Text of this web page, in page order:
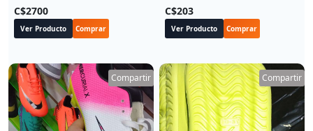
C$2700
Ver Producto Comprar
C$203
Ver Producto Comprar
Compartir Compartir